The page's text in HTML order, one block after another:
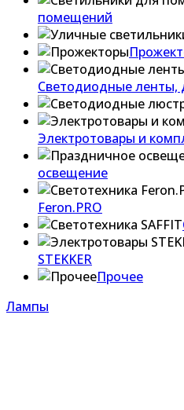
помещений
Светодиодные ленты,
Электротовары и
освещение
Feron.PRO
STEKKER
Прочее
Лампы